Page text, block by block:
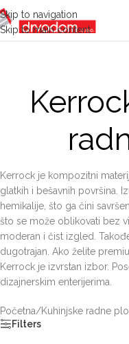
Skip to navigation
Skip to main content
Kerrock je kompozitni
glatkih i bešavnih površina.
hemikalije, što ga čini
što se može oblikovati bez
moderan i čist izgled.
dugotrajan. Ako želite
Kerrock je izvrstan izbor.
dizajnerskim enterijerima.
Početna/Kuhinjske radne
Filters